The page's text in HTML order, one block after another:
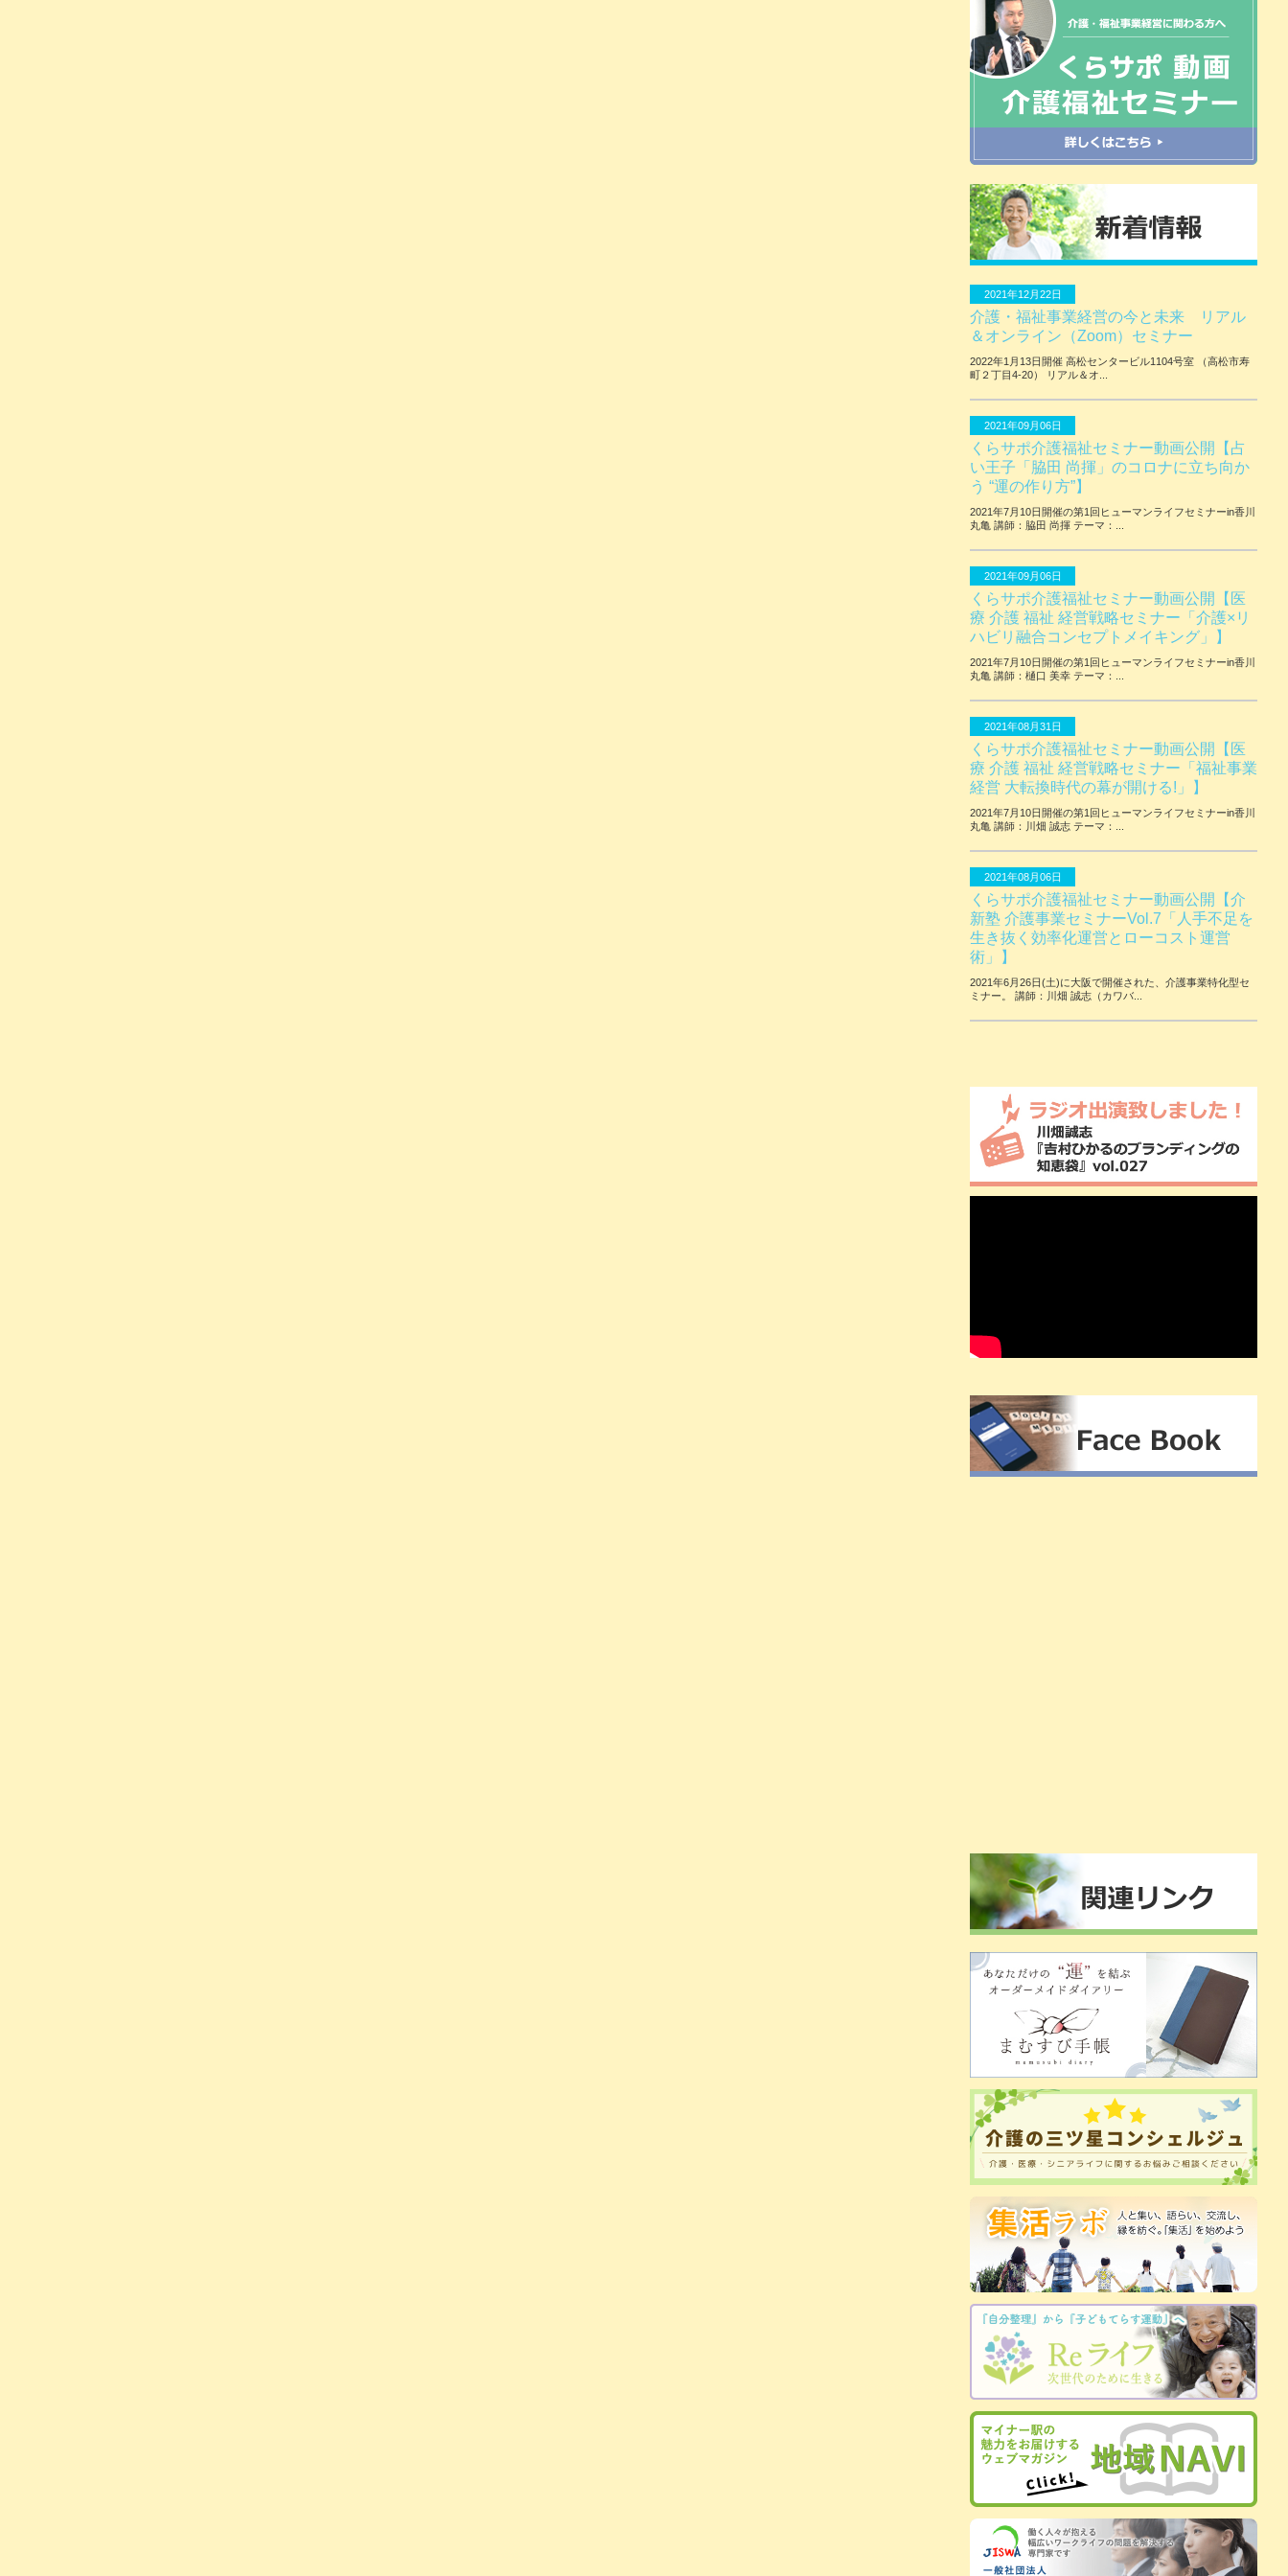
2021年12月22日
介護・福祉事業経営の今と未来 リアル
＆オンライン（Zoom）セミナー
2022年1月13日開催 ⾼松センタービル1104号室 （⾼松市寿
町２丁⽬4-20） リアル＆オ...
2021年09月06日
くらサポ介護福祉セミナー動画公開【占
い王子「脇田 尚揮」のコロナに立ち向か
う “運の作り方”】
2021年7月10日開催の第1回ヒューマンライフセミナーin香川
丸亀 講師：脇田 尚揮 テーマ：...
2021年09月06日
くらサポ介護福祉セミナー動画公開【医
療 介護 福祉 経営戦略セミナー「介護×リ
ハビリ融合コンセプトメイキング」】
2021年7月10日開催の第1回ヒューマンライフセミナーin香川
丸亀 講師：樋口 美幸 テーマ：...
2021年08月31日
くらサポ介護福祉セミナー動画公開【医
療 介護 福祉 経営戦略セミナー「福祉事業
経営 大転換時代の幕が開ける!」】
2021年7月10日開催の第1回ヒューマンライフセミナーin香川
丸亀 講師：川畑 誠志 テーマ：...
2021年08月06日
くらサポ介護福祉セミナー動画公開【介
新塾 介護事業セミナーVol.7「人手不足を
生き抜く効率化運営とローコスト運営
術」】
2021年6月26日(土)に大阪で開催された、介護事業特化型セ
ミナー。 講師：川畑 誠志（カワバ...